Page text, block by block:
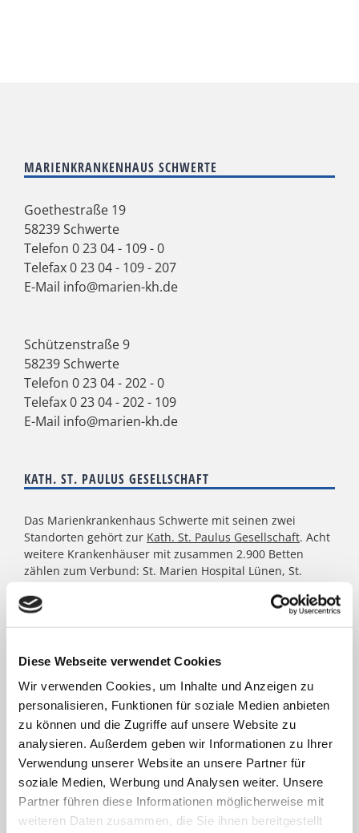
Diese Webseite verwendet Cookies
Wir verwenden Cookies, um Inhalte und Anzeigen zu
personalisieren, Funktionen für soziale Medien anbieten
zu können und die Zugriffe auf unsere Website zu
analysieren. Außerdem geben wir Informationen zu Ihrer
Verwendung unserer Website an unsere Partner für
soziale Medien, Werbung und Analysen weiter. Unsere
Partner führen diese Informationen möglicherweise mit
weiteren Daten zusammen, die Sie ihnen bereitgestellt
MARIENKRANKENHAUS SCHWERTE
Goethestraße 19
58239 Schwerte
Telefon 0 23 04 - 109 - 0
Telefax 0 23 04 - 109 - 207
E-Mail info@marien-kh.de
Schützenstraße 9
58239 Schwerte
Telefon 0 23 04 - 202 - 0
Telefax 0 23 04 - 202 - 109
E-Mail info@marien-kh.de
KATH. ST. PAULUS GESELLSCHAFT
Das Marienkrankenhaus Schwerte mit seinen zwei
Standorten gehört zur Kath. St. Paulus Gesellschaft. Acht
weitere Krankenhäuser mit zusammen 2.900 Betten
zählen zum Verbund: St. Marien Hospital Lünen, St.
Castrop-Rauxel, St. Josefs Hospital Hörde, Katholisches
sowie für das St. Johannes Hospital im Zentrum von
Dach Altenheime und eine Jugendhilfe-Einrichtung. Die
Kath. St. Paulus Gesellschaft zählt zu den größten
katholischen Trägern in Nordrhein- Westfalen; rund
8.500 Menschen arbeiten für das Wohl der ihnen
anvertrauten Patient:innen, Bewohner:innen, Kinder und
Jugendlichen.
FACHBEREICHE